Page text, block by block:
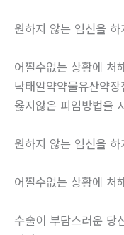
원하지 않는 임신을
어쩔수없는 상황에 처
낙태알약약물유산약장
옳지않은 피임방법을
원하지 않는 임신을
어쩔수없는 상황에 처
수술이 부담스러운 당